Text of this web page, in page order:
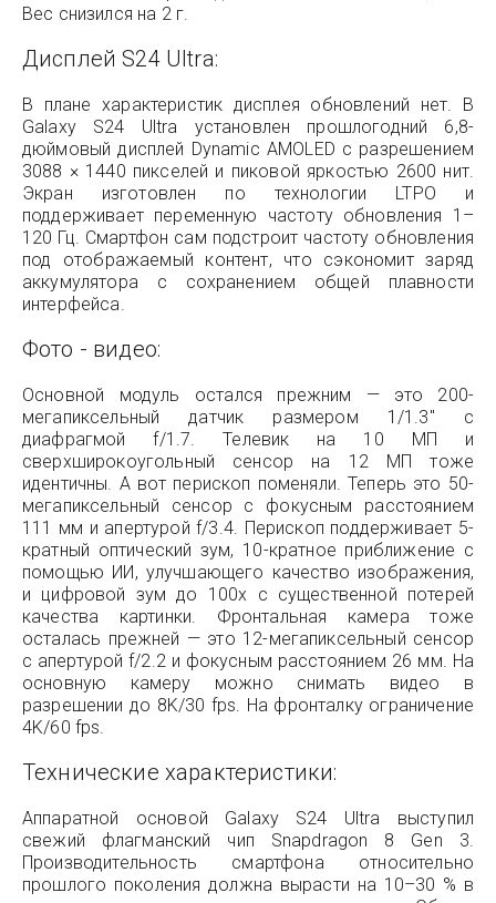
Вес снизился на 2 г.
Дисплей S24 Ultra:
В плане характеристик дисплея обновлений нет. В
Galaxy S24 Ultra установлен прошлогодний 6,8-
дюймовый дисплей Dynamic AMOLED с разрешением
3088 × 1440 пикселей и пиковой яркостью 2600 нит.
Экран изготовлен по технологии LTPO и
поддерживает переменную частоту обновления 1–
120 Гц. Смартфон сам подстроит частоту обновления
под отображаемый контент, что сэкономит заряд
аккумулятора с сохранением общей плавности
интерфейса.
Фото - видео:
Основной модуль остался прежним — это 200-
мегапиксельный датчик размером 1/1.3″ с
диафрагмой f/1.7. Телевик на 10 МП и
сверхширокоугольный сенсор на 12 МП тоже
идентичны. А вот перископ поменяли. Теперь это 50-
мегапиксельный сенсор с фокусным расстоянием
111 мм и апертурой f/3.4. Перископ поддерживает 5-
кратный оптический зум, 10-кратное приближение с
помощью ИИ, улучшающего качество изображения,
и цифровой зум до 100x с существенной потерей
качества картинки. Фронтальная камера тоже
осталась прежней — это 12-мегапиксельный сенсор
с апертурой f/2.2 и фокусным расстоянием 26 мм. На
основную камеру можно снимать видео в
разрешении до 8K/30 fps. На фронталку ограничение
4K/60 fps.
Технические характеристики:
Аппаратной основой Galaxy S24 Ultra выступил
свежий флагманский чип Snapdragon 8 Gen 3.
Производительность смартфона относительно
прошлого поколения должна вырасти на 10–30 % в